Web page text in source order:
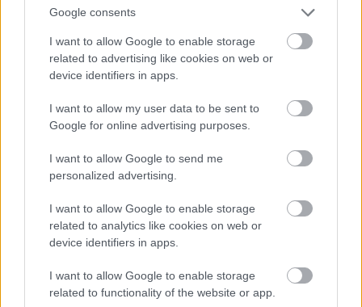
Google consents
I want to allow Google to enable storage
related to advertising like cookies on web or
device identifiers in apps.
I want to allow my user data to be sent to
Google for online advertising purposes.
I want to allow Google to send me
personalized advertising.
I want to allow Google to enable storage
related to analytics like cookies on web or
device identifiers in apps.
I want to allow Google to enable storage
related to functionality of the website or app.